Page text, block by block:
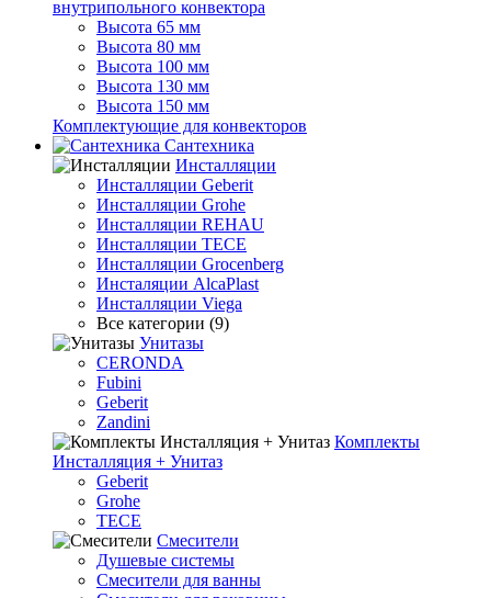
внутрипольного конвектора
Высота 65 мм
Высота 80 мм
Высота 100 мм
Высота 130 мм
Высота 150 мм
Комплектующие для конвекторов
Сантехника
Инсталляции
Инсталляции Geberit
Инсталляции Grohe
Инсталляции REHAU
Инсталляции TECE
Инсталляции Grocenberg
Инсталяции AlcaPlast
Инсталляции Viega
Все категории (9)
Унитазы
CERONDA
Fubini
Geberit
Zandini
Комплекты
Инсталляция + Унитаз
Geberit
Grohe
TECE
Смесители
Душевые системы
Смесители для ванны